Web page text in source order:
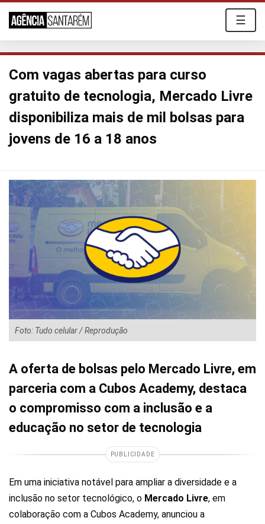
☰
Com vagas abertas para curso
gratuito de tecnologia, Mercado Livre
disponibiliza mais de mil bolsas para
jovens de 16 a 18 anos
Foto: Tudo celular / Reprodução
A oferta de bolsas pelo Mercado Livre, em
parceria com a Cubos Academy, destaca
o compromisso com a inclusão e a
educação no setor de tecnologia
PUBLICIDADE
Em uma iniciativa notável para ampliar a diversidade e a
inclusão no setor tecnológico, o Mercado Livre, em
colaboração com a Cubos Academy, anunciou a